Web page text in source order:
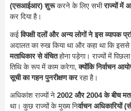
(एसआईआर) शुरूकरने के लिए सभीराज्यों में
कर दिया है।
कईविपक्षी दलों और अन्य लोगों ने इस व्यापक
अदालत का रुख किया था और कहा था कि इससे
मताधिकार से वंचितहोना पड़ेगा। राज्यों में पिछला
तिथि के रूप में काम करेगा,क्योंकि निर्वाचन
सूची का गहन पुनरीक्षण कररहा है।
अधिकांश राज्यों ने 2002 और 2004 के बीच
था। कुछ राज्यों के मुख्य निर्वाचन